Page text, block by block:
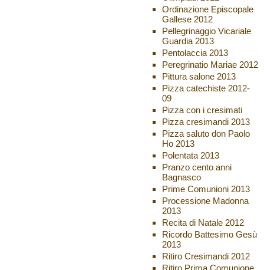
Ordinazione Episcopale
Gallese 2012
Pellegrinaggio Vicariale
Guardia 2013
Pentolaccia 2013
Peregrinatio Mariae 2012
Pittura salone 2013
Pizza catechiste 2012-
09
Pizza con i cresimati
Pizza cresimandi 2013
Pizza saluto don Paolo
Ho 2013
Polentata 2013
Pranzo cento anni
Bagnasco
Prime Comunioni 2013
Processione Madonna
2013
Recita di Natale 2012
Ricordo Battesimo Gesù
2013
Ritiro Cresimandi 2012